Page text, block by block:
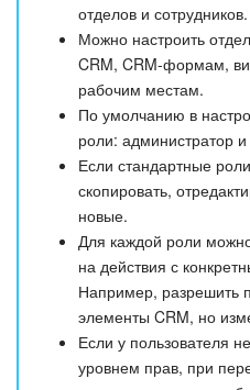
отделов и сотрудников.
Можно настроить
CRM, CRM-формам,
рабочим местам.
По умолчанию в
роли: администратор
Если стандартные
скопировать,
новые.
Для каждой роли
на действия с
Например, разрешить
элементы CRM, но
Если у пользователя
уровнем прав, при